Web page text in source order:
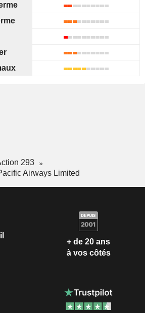
293
Airways Limited
+ de 20 ans
à vos côtés